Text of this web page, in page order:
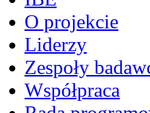
O projekcie
Liderzy
Zespoły
Współpraca